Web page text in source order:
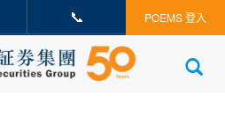
📞 POEMS 登入